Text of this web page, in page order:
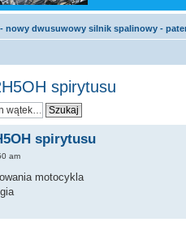
nowy dwusuwowy silnik spalinowy -
spirytusu
spirytusu
am
motocykla